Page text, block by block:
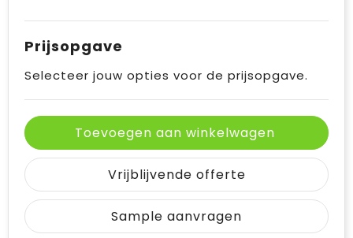
Prijsopgave
Selecteer jouw opties voor de prijsopgave.
Toevoegen aan winkelwagen
Vrijblijvende offerte
Sample aanvragen